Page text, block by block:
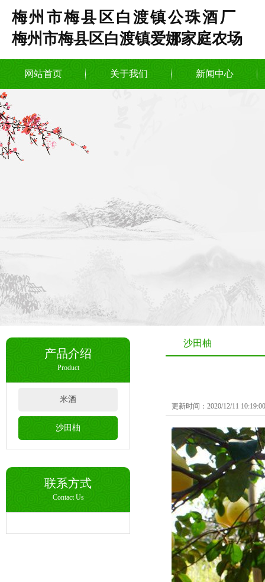
梅州市梅县区白渡镇公珠酒厂
梅州市梅县区白渡镇爱娜家庭农场
网站首页 关于我们 新闻中心
产品介绍
Product
米酒
沙田柚
联系方式
Contact Us
沙田柚
更新时间：2020/12/11